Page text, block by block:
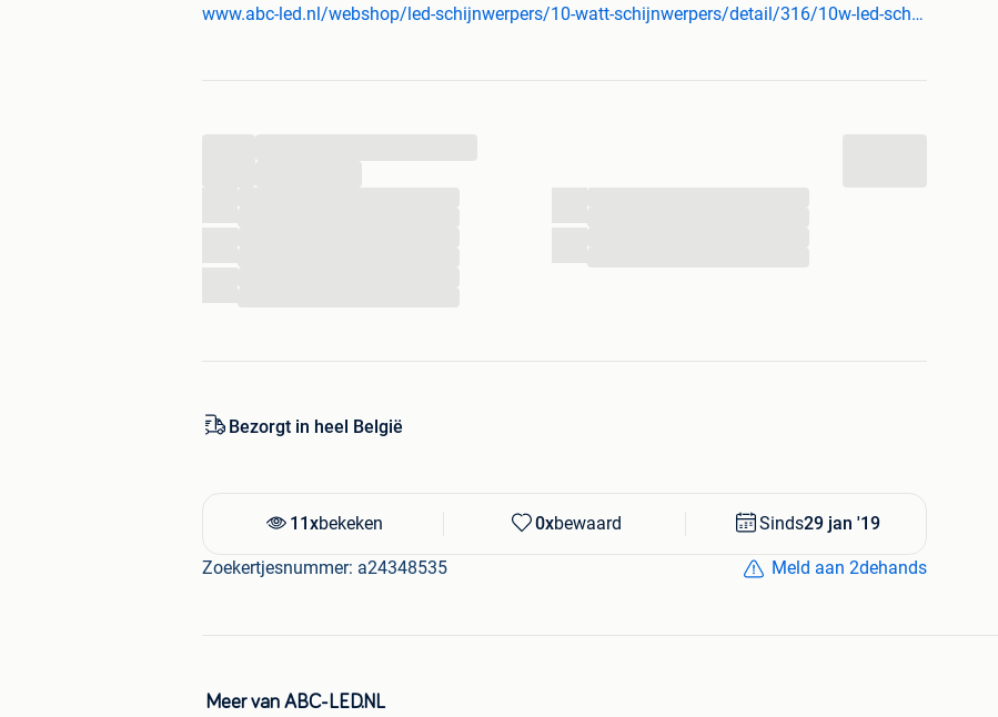
Lamp-type: LED
www.abc-led.nl/webshop/led-schijnwerpers/10-watt-schijnwerpers/detail/316/10w-led-schijnwerper-warm-wit-1.html
Bezorgt in heel België
11xbekeken 0xbewaard Sinds29 jan '19
Zoekertjesnummer: a24348535 Meld aan 2dehands
Meer van ABC-LED.NL